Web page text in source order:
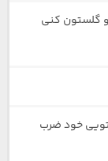
گلستون کنی
خود ضرب